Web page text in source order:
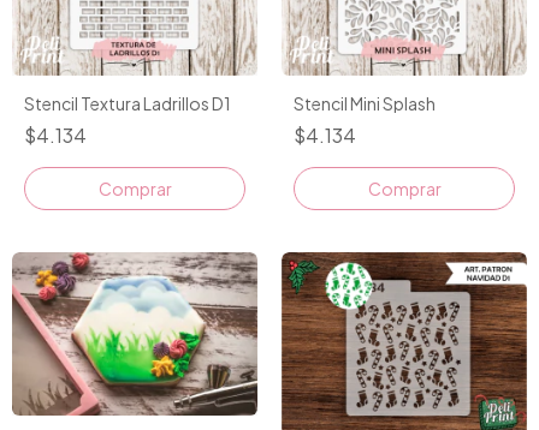
Stencil Textura Ladrillos D1
$4.134
Stencil Mini Splash
$4.134